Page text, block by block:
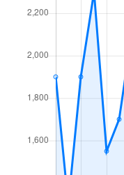
紫野西蓮台野町